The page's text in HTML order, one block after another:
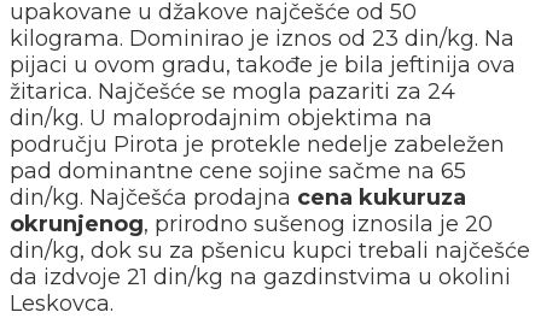
upakovane u džakove najčešće od 50
kilograma. Dominirao je iznos od 23 din/kg. Na
pijaci u ovom gradu, takođe je bila jeftinija ova
žitarica. Najčešće se mogla pazariti za 24
din/kg. U maloprodajnim objektima na
području Pirota je protekle nedelje zabeležen
pad dominantne cene sojine sačme na 65
din/kg. Najčešća prodajna cena kukuruza
okrunjenog, prirodno sušenog iznosila je 20
din/kg, dok su za pšenicu kupci trebali najčešće
da izdvoje 21 din/kg na gazdinstvima u okolini
Leskovca.